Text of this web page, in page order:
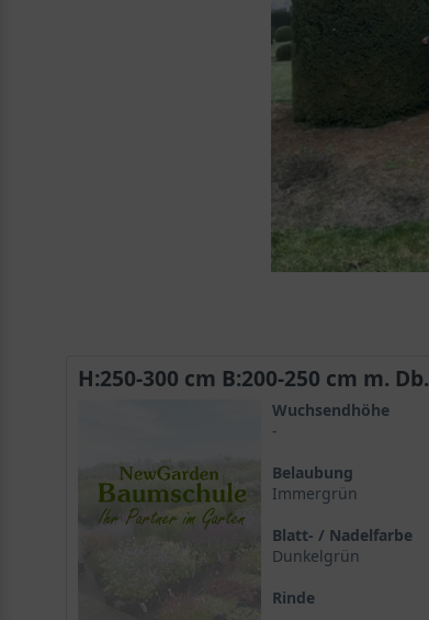
H:250-300 cm B:200-250 cm m. Db.
Wuchsendhöhe
-
Belaubung
Immergrün
Blatt- / Nadelfarbe
Dunkelgrün
Rinde